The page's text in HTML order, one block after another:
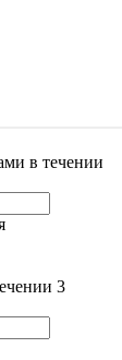
в течении
3